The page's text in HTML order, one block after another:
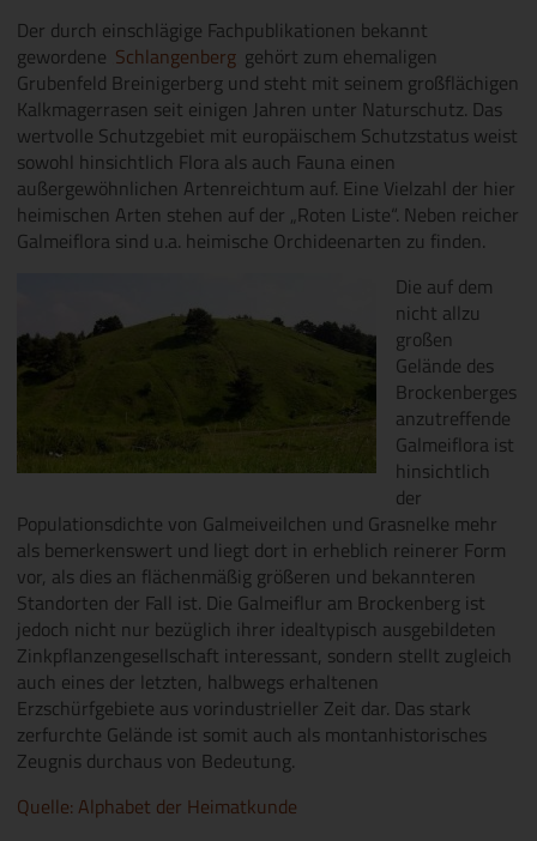
Der durch einschlägige Fachpublikationen bekannt
gewordene ‚ Schlangenberg ‚ gehört zum ehemaligen
Grubenfeld Breinigerberg und steht mit seinem großflächigen
Kalkmagerrasen seit einigen Jahren unter Naturschutz. Das
wertvolle Schutzgebiet mit europäischem Schutzstatus weist
sowohl hinsichtlich Flora als auch Fauna einen
außergewöhnlichen Artenreichtum auf. Eine Vielzahl der hier
heimischen Arten stehen auf der „Roten Liste“. Neben reicher
Galmeiflora sind u.a. heimische Orchideenarten zu finden.
Die auf dem
nicht allzu
großen
Gelände des
Brockenberges
anzutreffende
Galmeiflora ist
hinsichtlich
der
Populationsdichte von Galmeiveilchen und Grasnelke mehr
als bemerkenswert und liegt dort in erheblich reinerer Form
vor, als dies an flächenmäßig größeren und bekannteren
Standorten der Fall ist. Die Galmeiflur am Brockenberg ist
jedoch nicht nur bezüglich ihrer idealtypisch ausgebildeten
Zinkpflanzengesellschaft interessant, sondern stellt zugleich
auch eines der letzten, halbwegs erhaltenen
Erzschürfgebiete aus vorindustrieller Zeit dar. Das stark
zerfurchte Gelände ist somit auch als montanhistorisches
Zeugnis durchaus von Bedeutung.
Quelle: Alphabet der Heimatkunde